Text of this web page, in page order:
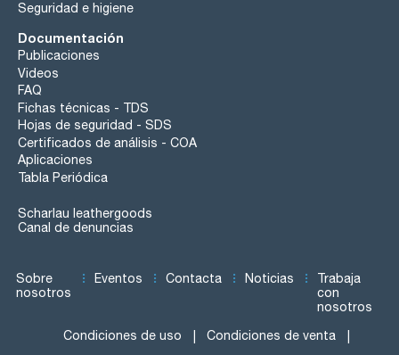
Seguridad e higiene
Documentación
Publicaciones
Videos
FAQ
Fichas técnicas - TDS
Hojas de seguridad - SDS
Certificados de análisis - COA
Aplicaciones
Tabla Periódica
Scharlau leathergoods
Canal de denuncias
Sobre
nosotros
Eventos Contacta Noticias
Trabaja
con
nosotros
Condiciones de uso Condiciones de venta